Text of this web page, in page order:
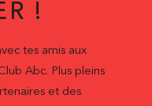
!
tes amis aux
Abc. Plus pleins
et des